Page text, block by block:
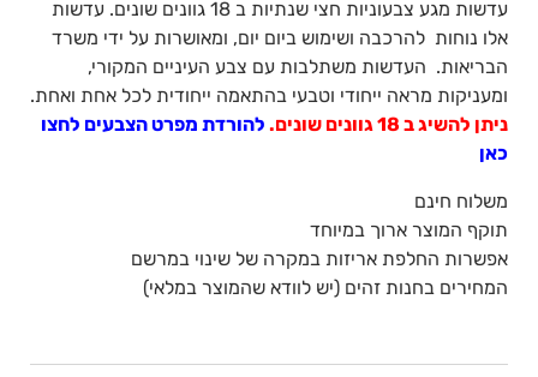
עדשות מגע צבעוניות חצי שנתיות ב 18 גוונים שונים. עדשות
אלו נוחות להרכבה ושימוש ביום יום, ומאושרות על ידי משרד
הבריאות. העדשות משתלבות עם צבע העיניים המקורי,
ומעניקות מראה ייחודי וטבעי בהתאמה ייחודית לכל אחת ואחת.
ניתן להשיג ב 18 גוונים שונים.
להורדת מפרט הצבעים לחצו
כאן
משלוח חינם
תוקף המוצר ארוך במיוחד
אפשרות החלפת אריזות במקרה של שינוי במרשם
המחירים בחנות זהים (יש לוודא שהמוצר במלאי)